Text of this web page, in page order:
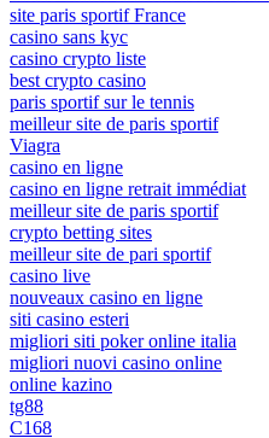
site paris sportif France
casino sans kyc
casino crypto liste
best crypto casino
paris sportif sur le tennis
meilleur site de paris sportif
Viagra
casino en ligne
casino en ligne retrait immédiat
meilleur site de paris sportif
crypto betting sites
meilleur site de pari sportif
casino live
nouveaux casino en ligne
siti casino esteri
migliori siti poker online italia
migliori nuovi casino online
online kazino
tg88
C168